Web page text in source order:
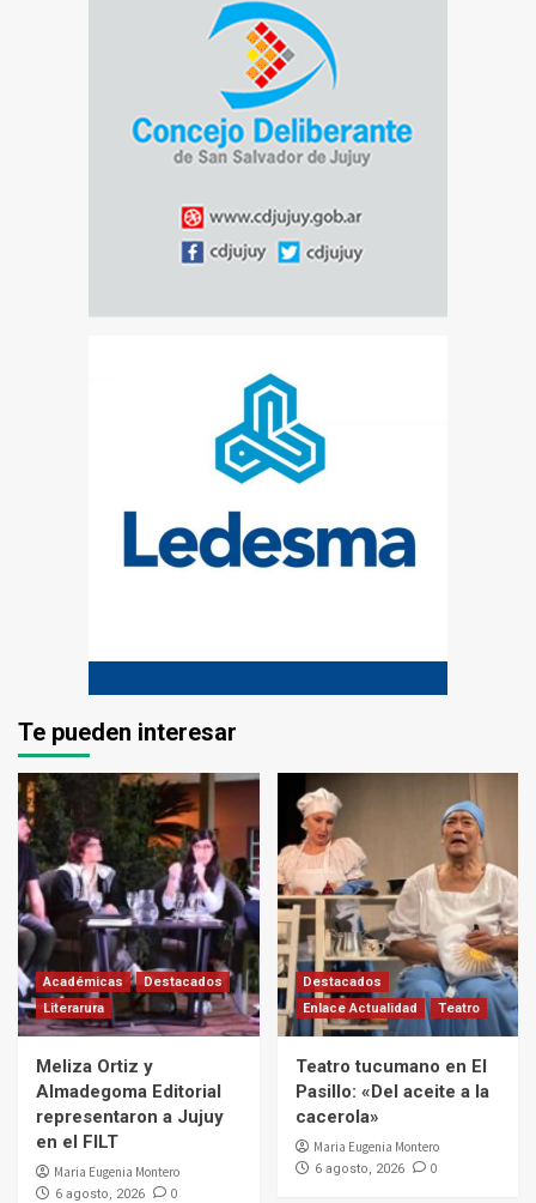
Te pueden interesar
Académicas
Destacados
Literarura
Meliza Ortiz y
Almadegoma Editorial
representaron a Jujuy
en el FILT
Maria Eugenia Montero
6 agosto, 2026 0
Destacados
Enlace Actualidad
Teatro
Teatro tucumano en El
Pasillo: «Del aceite a la
cacerola»
Maria Eugenia Montero
6 agosto, 2026 0